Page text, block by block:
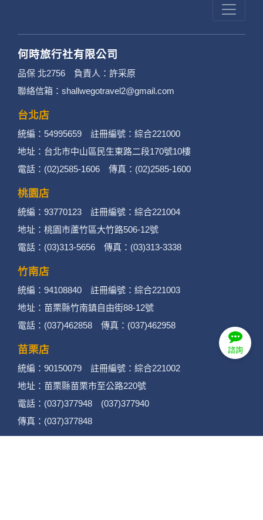
諮詢
何時旅行社有限公司
品保 北2756 負責人：許采原
聯絡信箱：shallwegotravel2@gmail.com
台北店
統編：54995659 註冊編號：綜合221000
地址：台北市中山區民生東路二段170號10樓
電話：(02)2585-1606 傳真：(02)2585-1600
桃園店
統編：93770123 註冊編號：綜合221004
地址：桃園市蘆竹區大竹路506-12號
電話：(03)313-5656 傳真：(03)313-3338
竹南店
統編：94108840 註冊編號：綜合221003
地址：苗栗縣竹南鎮自由街88-12號
電話：(037)462858 傳真：(037)462958
苗栗店
統編：90150079 註冊編號：綜合221002
地址：苗栗縣苗栗市至公路220號
電話：(037)377948 (037)377940
傳真：(037)377848